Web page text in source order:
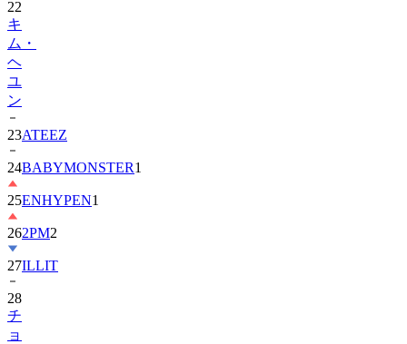
ム・
ヘ
ユ
ン
23
24BABYMONSTER
25ENHYPEN1
262PM2
27ILLIT
28
チ
ョ
ン・
ヘ